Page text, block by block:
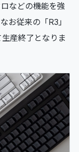
などの機能を強
お従来の「R3」
産終了となりま